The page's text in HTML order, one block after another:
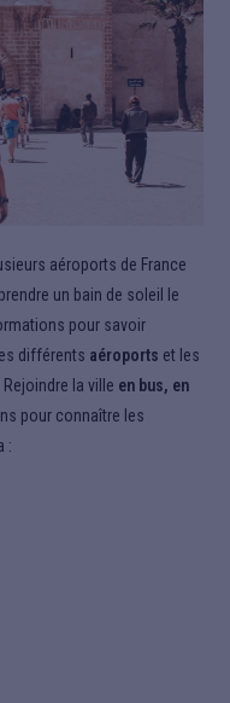
aéroports de France
un bain de soleil le
pour savoir
différents aéroports et les
la ville en bus, en
pour connaître les
: